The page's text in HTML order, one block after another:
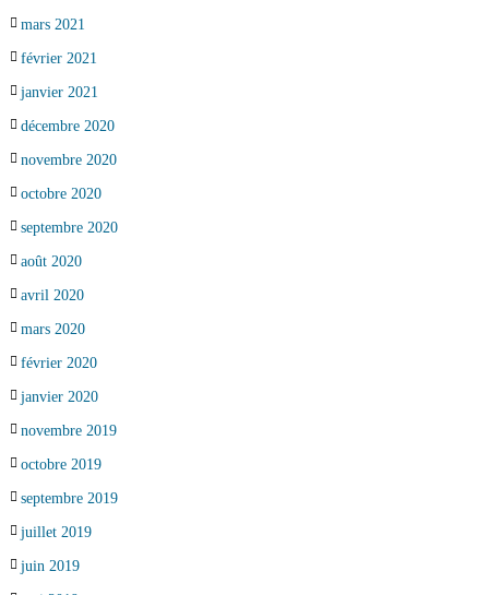
mars 2021
février 2021
janvier 2021
décembre 2020
novembre 2020
octobre 2020
septembre 2020
août 2020
avril 2020
mars 2020
février 2020
janvier 2020
novembre 2019
octobre 2019
septembre 2019
juillet 2019
juin 2019